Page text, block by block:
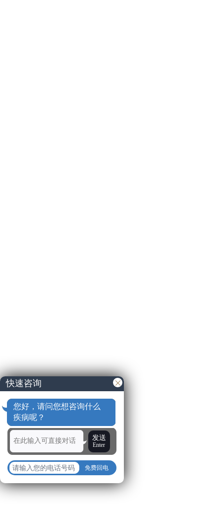
快速咨询
您好，请问您想咨询什么
疾病呢？
发送
Enter
免费回电